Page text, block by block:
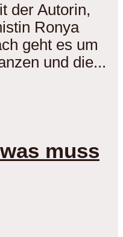
der Autorin,
Ronya
geht es um
und die...
muss